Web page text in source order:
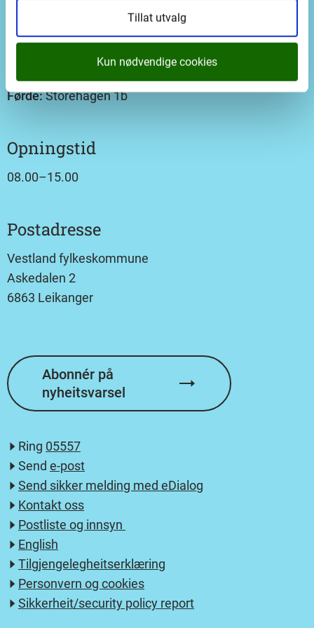
Tillat utvalg
Kun nødvendige cookies
Lars Hilles gate 22
Leikanger:
Førde:Storehagen 1b
Opningstid
08.00–15.00
Postadresse
Vestland fylkeskommune
Askedalen 2
6863 Leikanger
Abonnér på
nyheitsvarsel
Ring 05557
Send e-post
Send sikker melding med eDialog
Kontakt oss
Postliste og innsyn
English
Tilgjengelegheitserklæring
Personvern og cookies
Sikkerheit/security policy report